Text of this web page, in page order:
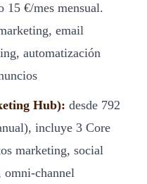
15 €/mes mensual.
email
automatización
Hub): desde 792
incluye 3 Core
marketing, social
omni-channel